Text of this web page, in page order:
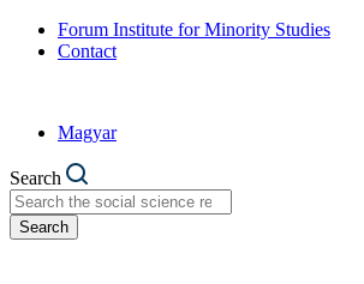
Forum Institute for Minority Studies
Contact
Magyar
Search
Search